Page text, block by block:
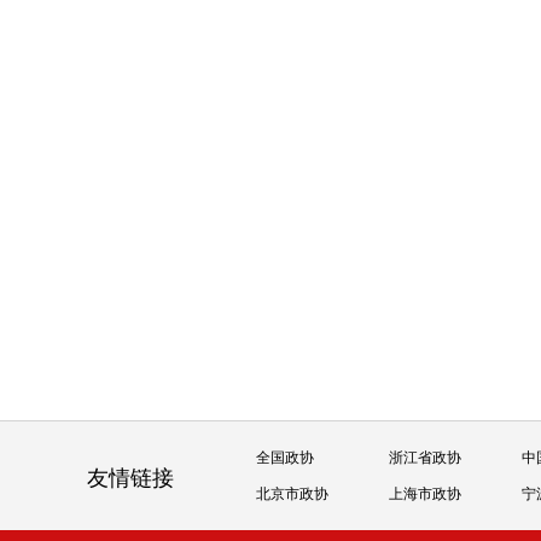
友情链接
全国政协 浙江省政协 中
北京市政协 上海市政协 宁